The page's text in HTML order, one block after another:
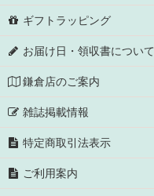
ギフトラッピング
お届け日・領収書について
鎌倉店のご案内
雑誌掲載情報
特定商取引法表示
ご利用案内